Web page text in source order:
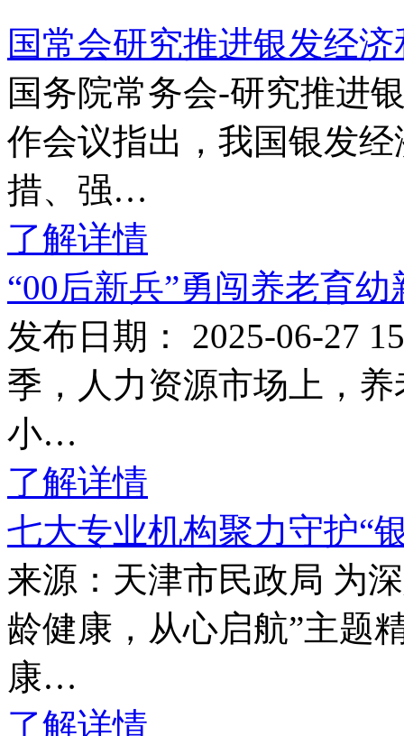
国常会研究推进银发经
国务院常务会-研究推进
作会议指出，我国银发
措、强…
了解详情
“00后新兵”勇闯养老育幼
发布日期： 2025-06-27
季，人力资源市场上，
小…
了解详情
七大专业机构聚力守护“
来源：天津市民政局 为
龄健康，从心启航”主题
康…
了解详情